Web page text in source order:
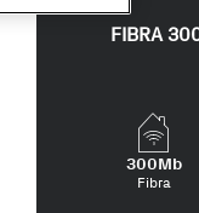
FIBRA
300Mb
Fibra